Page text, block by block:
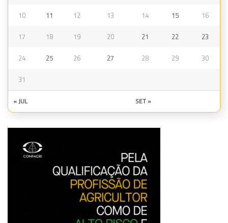
10 11 12 13 14 15 16
17 18 19 20 21 22 23
24 25 26 27 28 29 30
31
« JUL SET »